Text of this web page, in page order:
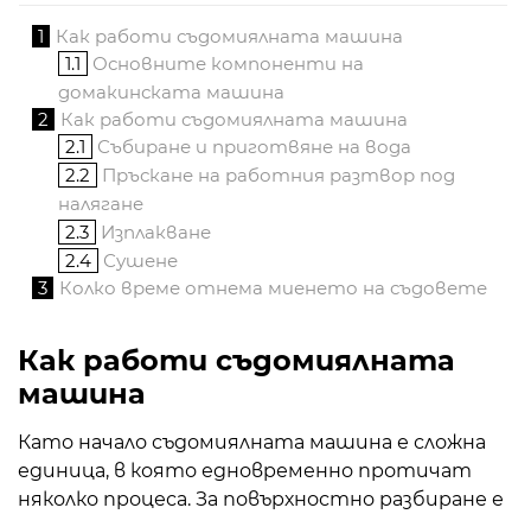
1
Как работи съдомиялната машина
1.1
Основните компоненти на
домакинската машина
2
Как работи съдомиялната машина
2.1
Събиране и приготвяне на вода
2.2
Пръскане на работния разтвор под
налягане
2.3 Изплакване
2.4 Сушене
3 Колко време отнема миенето на съдовете
Как работи съдомиялната
машина
Като начало съдомиялната машина е сложна
единица, в която едновременно протичат
няколко процеса. За повърхностно разбиране е